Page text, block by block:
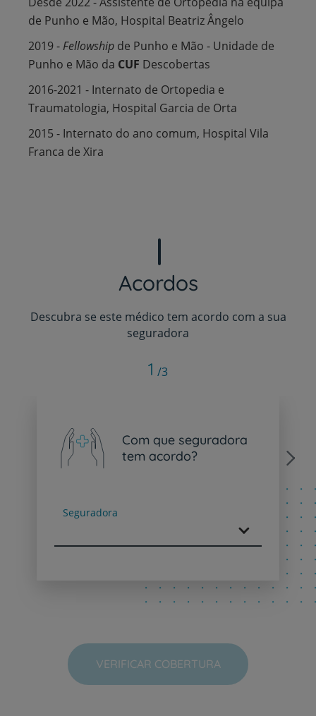
de Punho e Mão, Hospital Beatriz Ângelo
2019 -Fellowship de Punho e Mão - Unidade de
Punho e Mão da CUF Descobertas
2016-2021 - Internato de Ortopedia e
Traumatologia, Hospital Garcia de Orta
2015 - Internato do ano comum, Hospital Vila
Franca de Xira
Acordos
Descubra se este médico tem acordo com a sua
seguradora
Com que seguradora
tem acordo?
Seguradora
Next
1 /3
VERIFICAR COBERTURA